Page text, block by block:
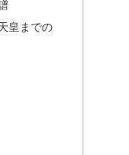
皇までの